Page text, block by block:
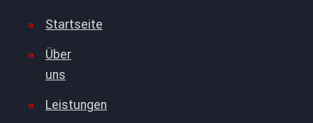
Startseite
Über
uns
Leistungen